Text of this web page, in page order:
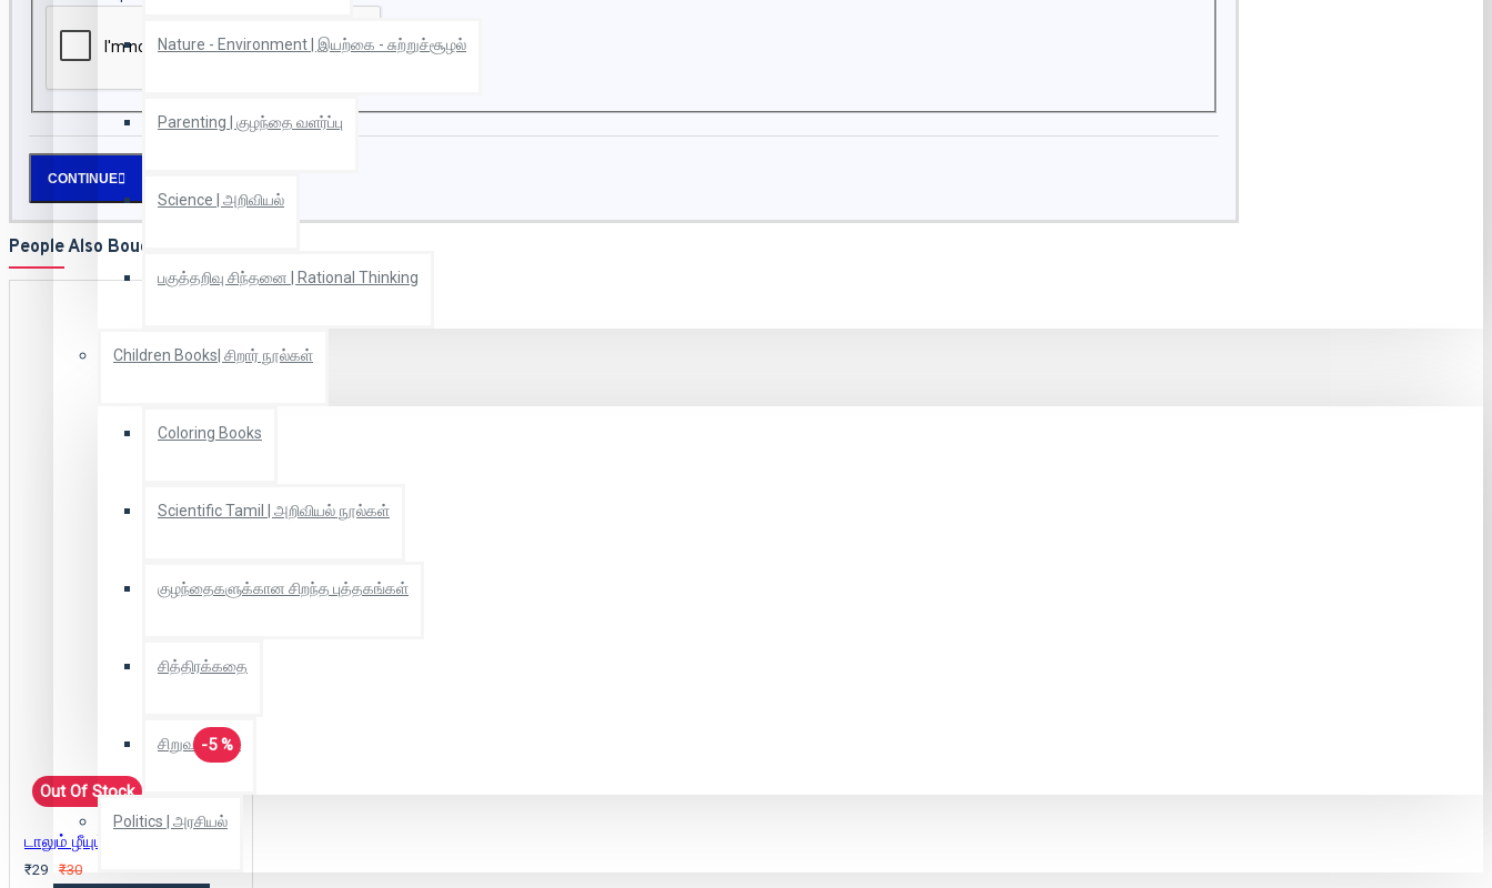
Nature - Environment | இயற்கை - சுற்றுச்சூழல்
Parenting | குழந்தை வளர்ப்பு
Science | அறிவியல்
பகுத்தறிவு சிந்தனை | Rational Thinking
Children Books| சிறார் நூல்கள்
Coloring Books
Scientific Tamil | அறிவியல் நூல்கள்
குழந்தைகளுக்கான சிறந்த புத்தகங்கள்
சித்திரக்கதை
சிறுவர் கதை
Politics | அரசியல்
CONTINUE
People Also Bought
-5 %
Out Of Stock
டாலும் ழீயும்
₹29 ₹30